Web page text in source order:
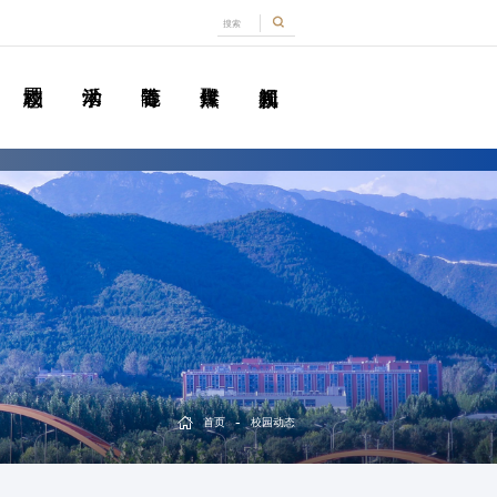
首页 - 校园动态